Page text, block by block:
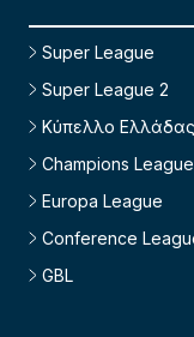
Super League
Super League 2
Κύπελλο Ελλάδας
Champions League
Europa League
Conference
GBL